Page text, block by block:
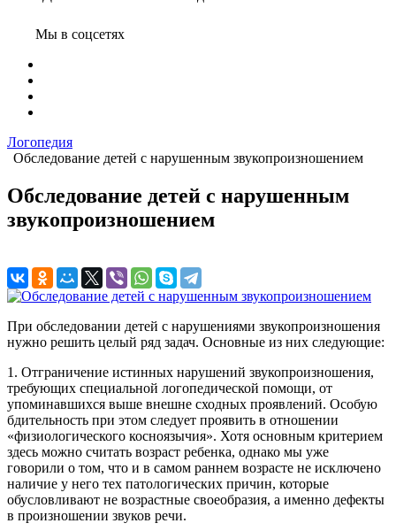
Мы в соцсетях
Логопедия
Обследование детей с нарушенным звукопроизношением
Обследование детей с нарушенным
звукопроизношением
При обследовании детей с нарушениями звукопроизношения
нужно решить целый ряд задач. Основные из них следующие:
1. Отграничение истинных нарушений звукопроизношения,
требующих специальной логопедической помощи, от
упоминавшихся выше внешне сходных проявлений. Особую
бдительность при этом следует проявить в отношении
«физиологического косноязычия». Хотя основным критерием
здесь можно считать возраст ребенка, однако мы уже
говорили о том, что и в самом раннем возрасте не исключено
наличие у него тех патологических причин, которые
обусловливают не возрастные своеобразия, а именно дефекты
в произношении звуков речи.